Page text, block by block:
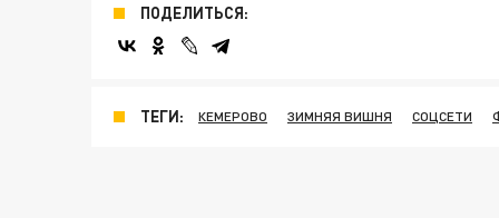
ПОДЕЛИТЬСЯ:
ТЕГИ: КЕМЕРОВО ЗИМНЯЯ ВИШНЯ СОЦСЕТИ